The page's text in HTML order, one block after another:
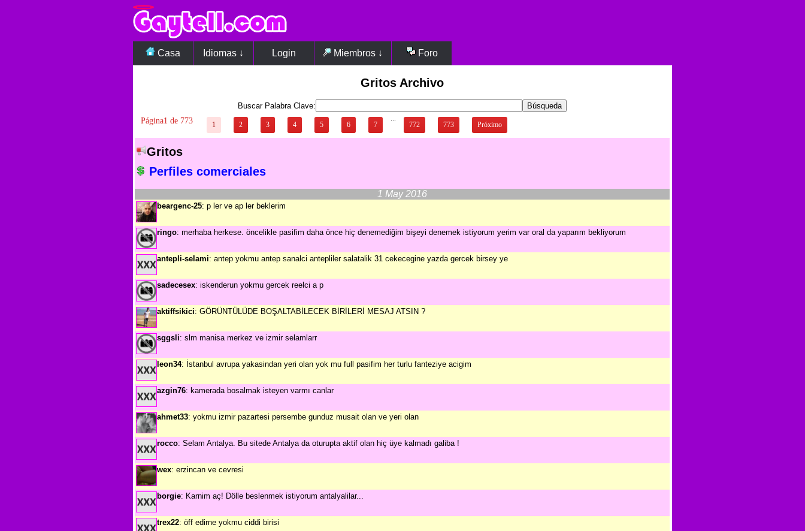
Casa Idiomas ↓ Login Miembros ↓ Foro
Gritos Archivo
Buscar Palabra Clave:
Página1 de 773
1 2 3 4 5 6 7
...
772 773 Próximo
Gritos
Perfiles comerciales
1 May 2016
beargenc-25: p ler ve ap ler beklerim
ringo: merhaba herkese. öncelikle pasifim daha önce hiç denemediğim bişeyi denemek istiyorum yerim var oral da yaparım bekliyorum
antepli-selami: antep yokmu antep sanalci antepliler salatalik 31 cekecegine yazda gercek birsey ye
sadecesex: iskenderun yokmu gercek reelci a p
aktiffsikici: GÖRÜNTÜLÜDE BOŞALTABİLECEK BİRİLERİ MESAJ ATSIN ?
sggsli: slm manisa merkez ve izmir selamlarr
leon34: İstanbul avrupa yakasindan yeri olan yok mu full pasifim her turlu fanteziye acigim
azgin76: kamerada bosalmak isteyen varmı canlar
ahmet33: yokmu izmir pazartesi persembe gunduz musait olan ve yeri olan
rocco: Selam Antalya. Bu sitede Antalya da oturupta aktif olan hiç üye kalmadı galiba !
wex: erzincan ve cevresi
borgie: Karnim aç! Dölle beslenmek istiyorum antalyalilar...
trex22: öff edirne yokmu ciddi birisi